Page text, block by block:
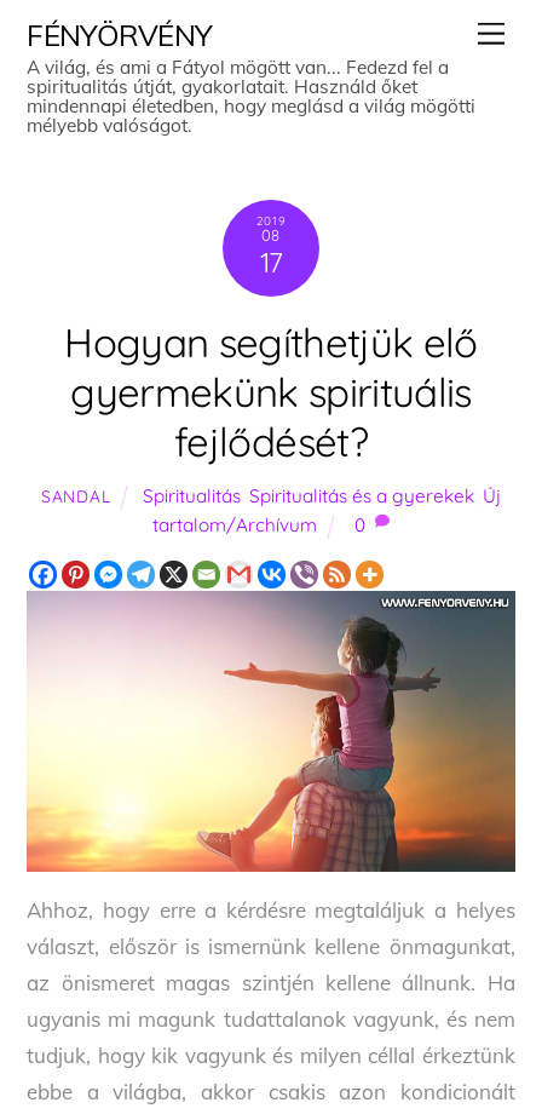
content
FÉNYÖRVÉNY
A világ, és ami a Fátyol mögött van... Fedezd fel a
spiritualitás útját, gyakorlatait. Használd őket
mindennapi életedben, hogy meglásd a világ mögötti
mélyebb valóságot.
2019
08
17
Hogyan segíthetjük elő
gyermekünk spirituális
fejlődését?
SANDAL Spiritualitás, Spiritualitás és a gyerekek, Új
tartalom/Archívum
0
Ahhoz, hogy erre a kérdésre megtaláljuk a helyes
választ, először is ismernünk kellene önmagunkat,
az önismeret magas szintjén kellene állnunk. Ha
ugyanis mi magunk tudattalanok vagyunk, és nem
tudjuk, hogy kik vagyunk és milyen céllal érkeztünk
ebbe a világba, akkor csakis azon kondicionált